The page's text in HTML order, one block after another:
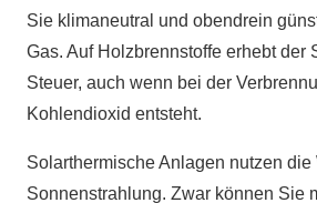
Sie klimaneutral und obendrein
Gas. Auf Holzbrennstoffe erhebt der
Steuer, auch wenn bei der
Kohlendioxid entsteht.
Solarthermische Anlagen nutzen die
Sonnenstrahlung. Zwar können Sie